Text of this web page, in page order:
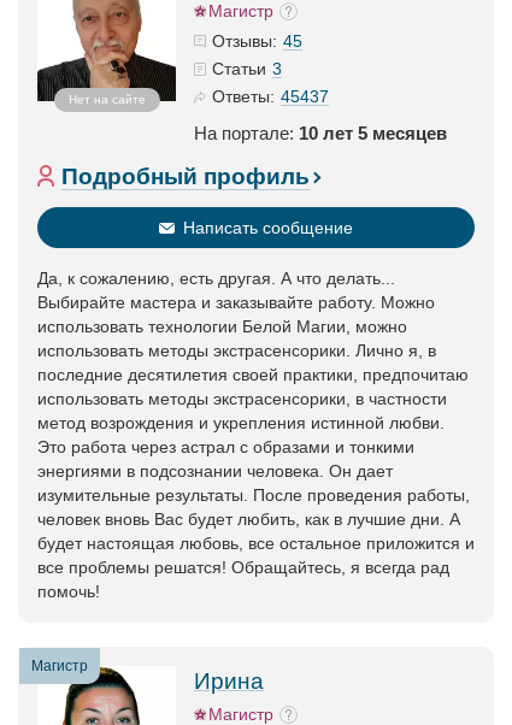
Нет на сайте
Магистр
Отзывы: 45
Статьи 3
Ответы: 45437
На портале: 10 лет 5 месяцев
Подробный профиль
Написать сообщение
Да, к сожалению, есть другая. А что делать...
Выбирайте мастера и заказывайте работу. Можно
использовать технологии Белой Магии, можно
использовать методы экстрасенсорики. Лично я, в
последние десятилетия своей практики, предпочитаю
использовать методы экстрасенсорики, в частности
метод возрождения и укрепления истинной любви.
Это работа через астрал с образами и тонкими
энергиями в подсознании человека. Он дает
изумительные результаты. После проведения работы,
человек вновь Вас будет любить, как в лучшие дни. А
будет настоящая любовь, все остальное приложится и
все проблемы решатся! Обращайтесь, я всегда рад
помочь!
Магистр
Ирина
Магистр